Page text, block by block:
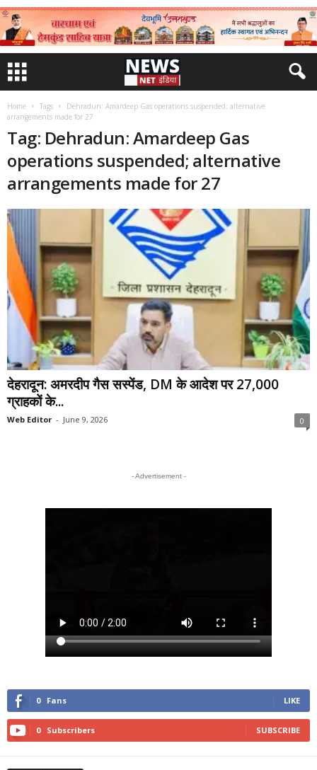
Home Tags
Dehradun: Amardeep Gas operations suspended; alternative
arrangements made for 27
Tag: Dehradun: Amardeep Gas
operations suspended; alternative
arrangements made for 27
देहरादून: अमरदीप गैस सस्पेंड, DM के आदेश पर 27,000
ग्राहकों के...
Web Editor - June 9, 2026 0
- Advertisement -
0 Fans LIKE
0 Subscribers SUBSCRIBE